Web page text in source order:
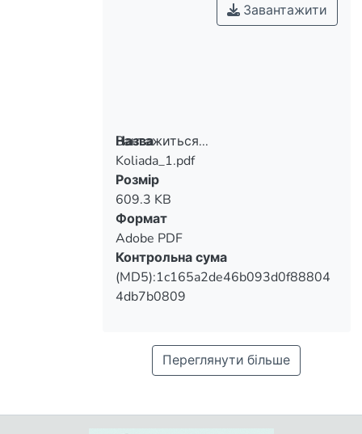
Вантажиться...
Вантажиться...
Завантажити
Назва
Koliada_1.pdf
Розмір
609.3 KB
Формат
Adobe PDF
Контрольна сума
(MD5):1c165a2de46b093d0f88804
4db7b0809
Переглянути більше